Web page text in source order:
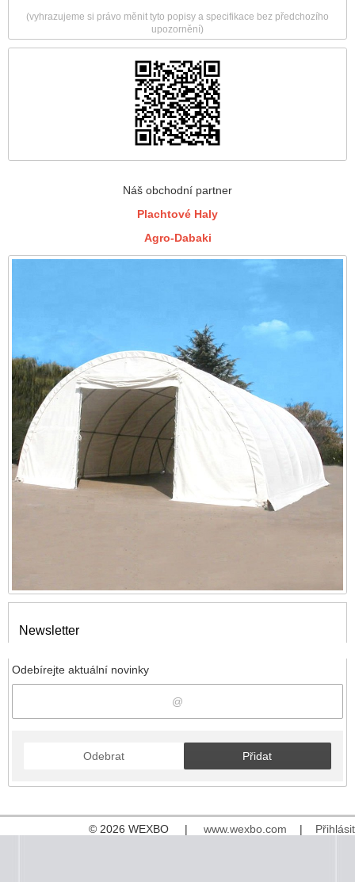
Náš obchodní partner
Plachtové Haly
Agro-Dabaki
(vyhrazujeme si právo měnit tyto popisy a specifikace bez předchozího
upozornění)
Newsletter
Odebírejte aktuální novinky
Odebrat Přidat
© 2026 WEXBO | www.wexbo.com | Přihlásit